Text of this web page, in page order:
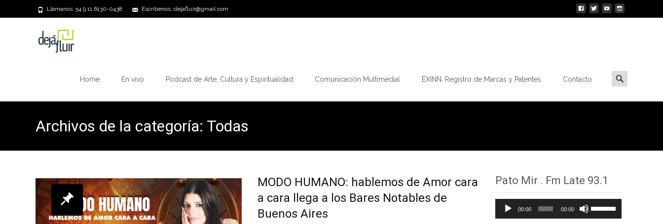
Llámanos: 54 9 11 6130-0438 Escríbenos: dejafluir@gmail.com
Home En vivo Podcast de Arte, Cultura y Espiritualidad Comunicación Multimedial EXINN. Registro de Marcas y Patentes Contacto
Buscar
por:
Archivos de la categoría: Todas
MODO HUMANO: hablemos de Amor cara
a cara llega a los Bares Notables de
Buenos Aires
Pato Mir . Fm Late 93.1
Reproductor
de
00:00 00:00
Utiliza
las